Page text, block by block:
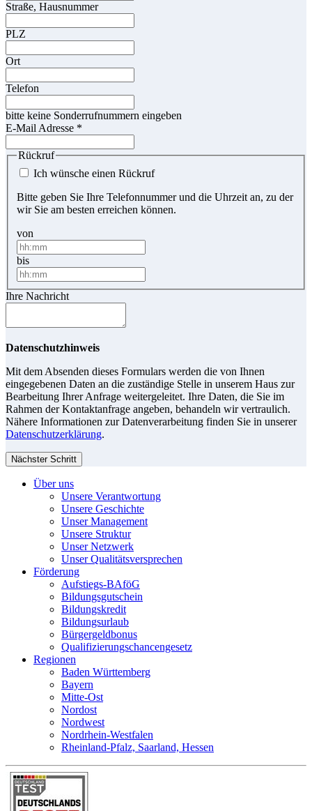
Straße, Hausnummer
PLZ
Ort
Telefon
bitte keine Sonderrufnummern eingeben
E-Mail Adresse *
Rückruf
Ich wünsche einen Rückruf
Bitte geben Sie Ihre Telefonnummer und die Uhrzeit an, zu der
wir Sie am besten erreichen können.
von
bis
Ihre Nachricht
Datenschutzhinweis
Mit dem Absenden dieses Formulars werden die von Ihnen
eingegebenen Daten an die zuständige Stelle in unserem Haus zur
Bearbeitung Ihrer Anfrage weitergeleitet. Ihre Daten, die Sie im
Rahmen der Kontaktanfrage angeben, behandeln wir vertraulich.
Nähere Informationen zur Datenverarbeitung finden Sie in unserer
Datenschutzerklärung.
Nächster Schritt
Über uns
Unsere Verantwortung
Unsere Geschichte
Unser Management
Unsere Struktur
Unser Netzwerk
Unser Qualitätsversprechen
Förderung
Aufstiegs-BAföG
Bildungsgutschein
Bildungskredit
Bildungsurlaub
Bürgergeldbonus
Qualifizierungschancengesetz
Regionen
Baden Württemberg
Bayern
Mitte-Ost
Nordost
Nordwest
Nordrhein-Westfalen
Rheinland-Pfalz, Saarland, Hessen